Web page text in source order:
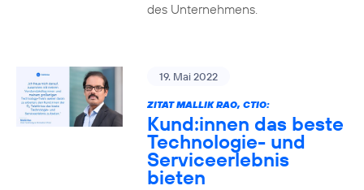
des Unternehmens.
19. Mai 2022
ZITAT MALLIK RAO, CTIO:
Kund:innen das beste
Technologie- und
Serviceerlebnis
bieten